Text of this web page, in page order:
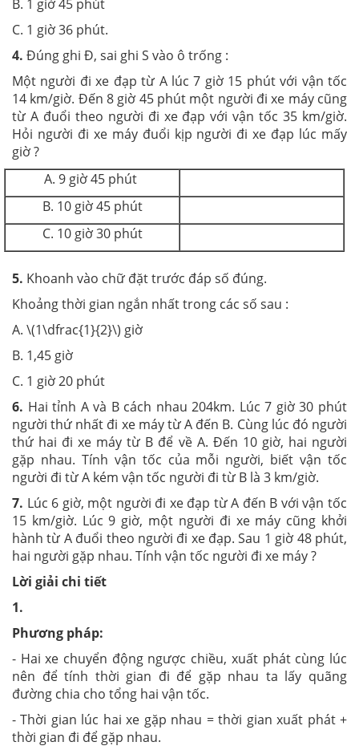
B. 1 giờ 45 phút
C. 1 giờ 36 phút.
4. Đúng ghi Đ, sai ghi S vào ô trống :
Một người đi xe đạp từ A lúc 7 giờ 15 phút với vận tốc
14 km/giờ. Đến 8 giờ 45 phút một người đi xe máy cũng
từ A đuổi theo người đi xe đạp với vận tốc 35 km/giờ.
Hỏi người đi xe máy đuổi kịp người đi xe đạp lúc mấy
giờ ?
A. 9 giờ 45 phút
B. 10 giờ 45 phút
C. 10 giờ 30 phút
5. Khoanh vào chữ đặt trước đáp số đúng.
Khoảng thời gian ngắn nhất trong các số sau :
A. \(1\dfrac{1}{2}\) giờ
B. 1,45 giờ
C. 1 giờ 20 phút
6. Hai tỉnh A và B cách nhau 204km. Lúc 7 giờ 30 phút
người thứ nhất đi xe máy từ A đến B. Cùng lúc đó người
thứ hai đi xe máy từ B để về A. Đến 10 giờ, hai người
gặp nhau. Tính vận tốc của mỗi người, biết vận tốc
người đi từ A kém vận tốc người đi từ B là 3 km/giờ.
7. Lúc 6 giờ, một người đi xe đạp từ A đến B với vận tốc
15 km/giờ. Lúc 9 giờ, một người đi xe máy cũng khởi
hành từ A đuổi theo người đi xe đạp. Sau 1 giờ 48 phút,
hai người gặp nhau. Tính vận tốc người đi xe máy ?
Lời giải chi tiết
1.
Phương pháp:
- Hai xe chuyển động ngược chiều, xuất phát cùng lúc
nên để tính thời gian đi để gặp nhau ta lấy quãng
đường chia cho tổng hai vận tốc.
- Thời gian lúc hai xe gặp nhau = thời gian xuất phát +
thời gian đi để gặp nhau.